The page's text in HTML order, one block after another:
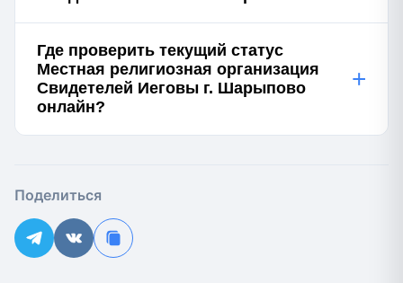
Где проверить текущий статус
Местная религиозная организация
Свидетелей Иеговы г. Шарыпово
онлайн?
+
Поделиться